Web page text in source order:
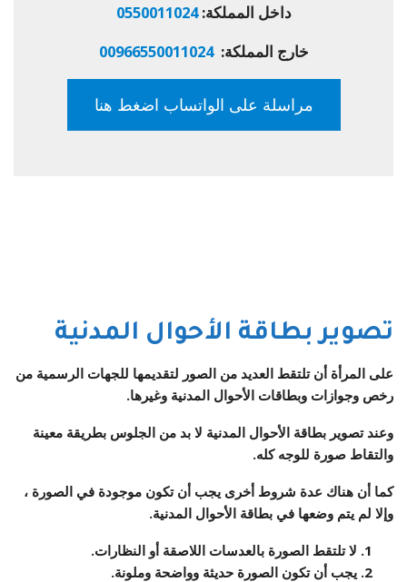
داخل المملكة:0550011024
خارج المملكة:00966550011024
مراسلة على الواتساب اضغط هنا
تصوير بطاقة الأحوال المدنية
على المرأة أن تلتقط العديد من الصور لتقديمها للجهات الرسمية من
رخص وجوازات وبطاقات الأحوال المدنية وغيرها.
وعند تصوير بطاقة الأحوال المدنية لا بد من الجلوس بطريقة معينة
والتقاط صورة للوجه كله.
كما أن هناك عدة شروط أخرى يجب أن تكون موجودة في الصورة ،
وإلا لم يتم وضعها في بطاقة الأحوال المدنية.
لا تلتقط الصورة بالعدسات اللاصقة أو النظارات.
يجب أن تكون الصورة حديثة وواضحة وملونة.